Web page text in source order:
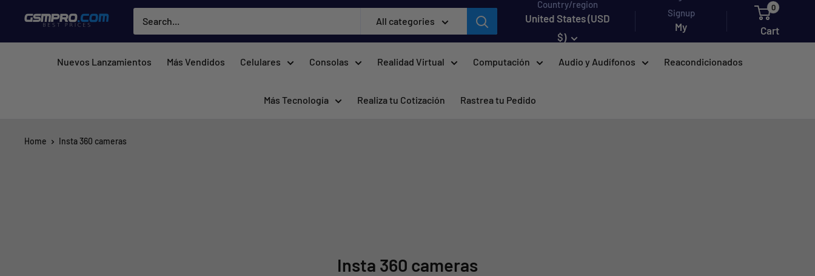
content
GSMPRO.CL All categories
Country/region
United States (USD
$)
Signup
My
account
0
Cart
Nuevos Lanzamientos Más Vendidos Celulares Consolas Realidad Virtual Computación Audio y Audífonos Reacondicionados
Más Tecnología Realiza tu Cotización Rastrea tu Pedido
Home Insta 360 cameras
Insta 360 cameras